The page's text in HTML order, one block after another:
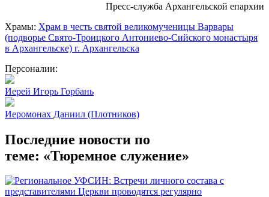
Пресс-служба Архангельской епархии
Храмы: Храм в честь святой великомученицы Варвары
(подворье Свято-Троицкого Антониево-Сийского монастыря
в Архангельске) г. Архангельска
Персоналии:
Иерей Игорь Горбань
Иеромонах Даниил (Плотников)
Последние новости по
теме: «Тюремное служение»